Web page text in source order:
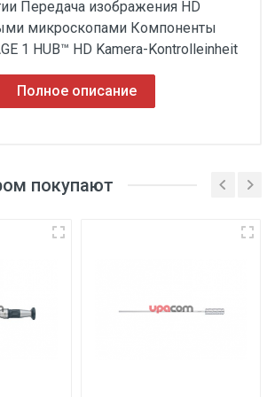
Передача изображения HD
микроскопами Компоненты
1 HUB™ HD Kamera-Kontrolleinheit
Полное описание
покупают